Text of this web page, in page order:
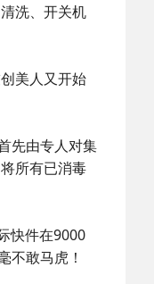
洗、开关机
美人又开始
先由专人对集
所有已消毒
快件在9000
不敢马虎！